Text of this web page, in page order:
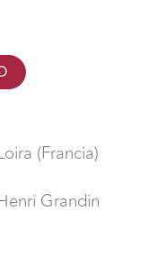
(Francia)
Grandin